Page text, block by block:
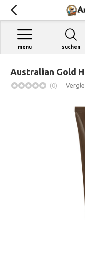
suchen
menu
Australian Gold
(0)